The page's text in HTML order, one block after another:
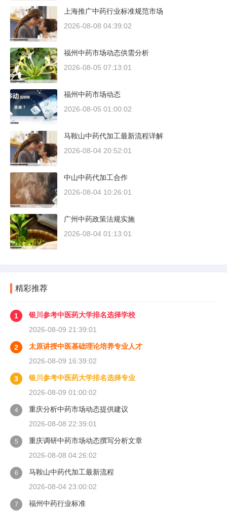
上海推广中药行业标准规范市场
2026-08-08 04:39:02
福州中药市场动态供需分析
2026-08-05 07:13:01
福州中药市场动态
2026-08-05 01:00:02
马鞍山中药代加工最新流程详解
2026-08-04 20:52:01
中山中药代加工合作
2026-08-04 10:26:01
广州中药政策法规实施
2026-08-04 01:13:01
精彩推荐
1
银川参考中医药大学排名选择学校
2026-08-09 21:39:01
2
太原讲授中医基础理论培养专业人才
2026-08-09 16:39:02
3
银川参考中医药大学排名选择专业
2026-08-09 01:00:02
4
重庆分析中药市场动态提供建议
2026-08-08 22:39:01
5
重庆调研中药市场动态撰写分析文章
2026-08-08 04:26:02
6
马鞍山中药代加工最新流程
2026-08-04 23:00:02
7 福州中药行业标准